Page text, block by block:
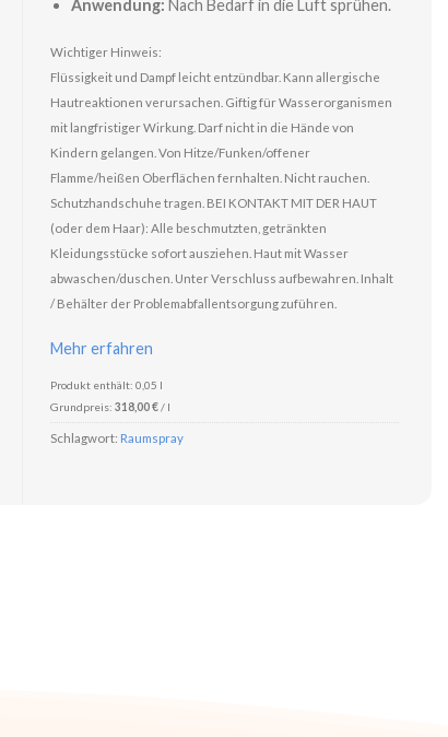
Anwendung: Nach Bedarf in die Luft sprühen.
Wichtiger Hinweis:
Flüssigkeit und Dampf leicht entzündbar. Kann allergische
Hautreaktionen verursachen. Giftig für Wasserorganismen
mit langfristiger Wirkung. Darf nicht in die Hände von
Kindern gelangen. Von Hitze/Funken/offener
Flamme/heißen Oberflächen fernhalten. Nicht rauchen.
Schutzhandschuhe tragen. BEI KONTAKT MIT DER HAUT
(oder dem Haar): Alle beschmutzten, getränkten
Kleidungsstücke sofort ausziehen. Haut mit Wasser
abwaschen/duschen. Unter Verschluss aufbewahren. Inhalt
/ Behälter der Problemabfallentsorgung zuführen.
Mehr erfahren
Produkt enthält: 0,05 l
Grundpreis:318,00€/ l
Schlagwort: Raumspray